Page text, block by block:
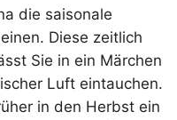
die saisonale
Diese zeitlich
Sie in ein Märchen
Luft eintauchen.
in den Herbst ein